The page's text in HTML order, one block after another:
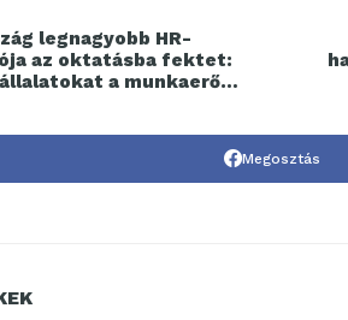
legnagyobb HR-
az oktatásba fektet:
a munkaerő
Megosztás